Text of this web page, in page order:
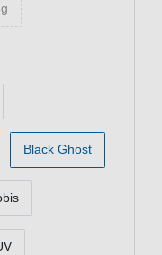
Black Ghost